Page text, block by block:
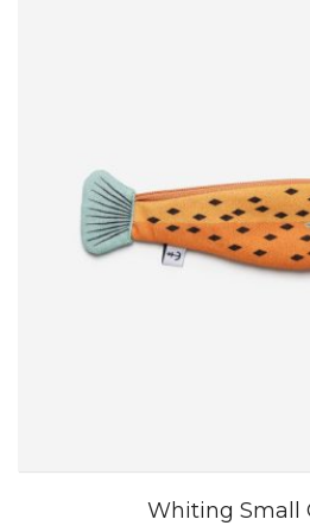
Whiting Small